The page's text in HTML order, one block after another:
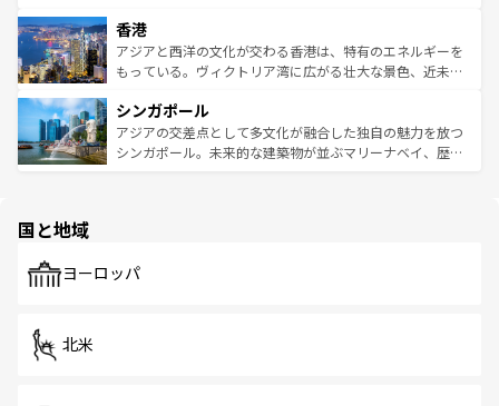
とつ。フォーやバインミー、ベトナムコーヒーなどは、ぜ
ひ現地で味わいたい。どの地域を訪れてもあたたかい人々
が旅行者を迎えてくれるので、きっと忘れられない旅にな
参照してほしい。
の活気が交差している。北部ではチェンマイなどの山岳地
帯で自然と触れ合い、南部ではプーケットやクラビの美し
いビーチでリゾート気分を楽しむことができる。タイ料理
激する。気候は一年中温暖で、どの季節にも異なる楽しみ
が待っている。親しみやすいタイの人々、仏教を中心とし
た文化、そして多様な観光資源が、訪れる旅人を魅了し続
香港
アジアと西洋の文化が交わる香港は、特有のエネルギーを
もっている。ヴィクトリア湾に広がる壮大な景色、近未来
み、どこを訪れても感動するはず。観光スポットが密集し
ており、効率よく見どころを回れるのも魅力。息をのむよ
うな絶景から文化的な体験まで、香港を存分に楽しみ尽く
シンガポール
アジアの交差点として多文化が融合した独自の魅力を放つ
シンガポール。未来的な建築物が並ぶマリーナベイ、歴史
で、ホーカーズは地元の風情を楽しめる外せないスポット
国と地域
ヨーロッパ
北米